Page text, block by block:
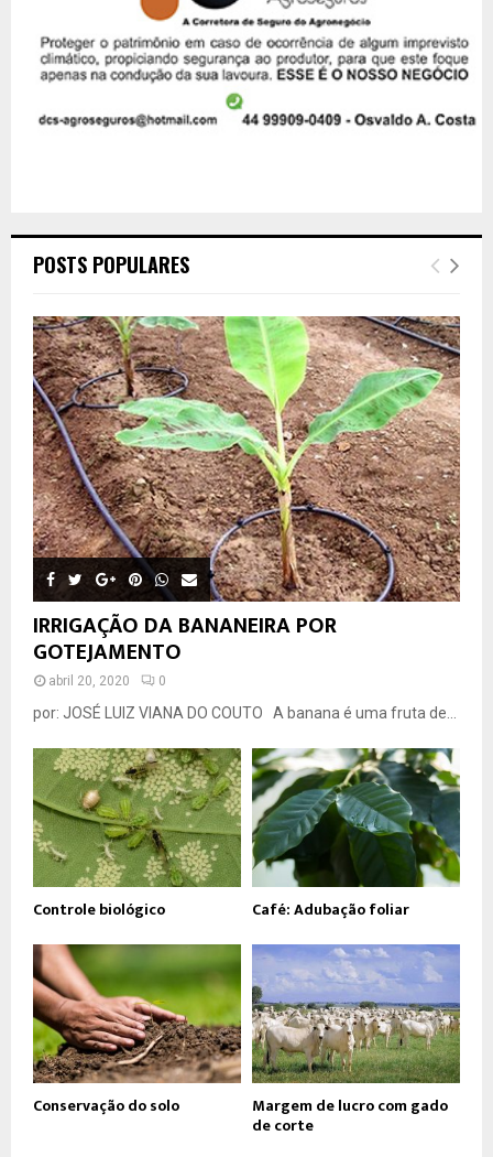
POSTS POPULARES
IRRIGAÇÃO DA BANANEIRA POR
GOTEJAMENTO
abril 20, 2020 0
por: JOSÉ LUIZ VIANA DO COUTO A banana é uma fruta de...
Controle biológico Café: Adubação foliar
Conservação do solo Margem de lucro com gado
de corte